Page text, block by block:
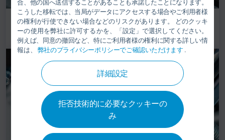
合、他の国へ送信することがあることも承諾したことになります。
こうした移転では、当局がデータにアクセスする場合やご利用者様
の権利が行使できない場合などのリスクがあります。 どのクッキ
ーの使用を弊社に許可するかを、「設定」で選択してください。
例えば、同意の撤回など、特にご利用者様の権利に関する詳しい情
報は、 弊社のプライバシーポリシーでご確認いただけます .
詳細設定
拒否技術的に必要なクッキーの
み
塗装工場設備とアプリケーション技術